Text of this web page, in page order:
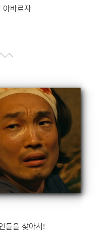
아바르자
들을 찾아서!